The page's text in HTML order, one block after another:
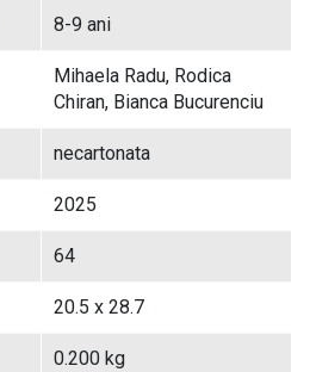
8-9 ani
Mihaela Radu, Rodica
Chiran, Bianca Bucurenciu
necartonata
2025
64
20.5 x 28.7
0.200 kg